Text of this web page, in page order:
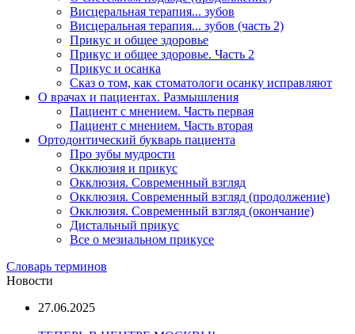
Висцеральная терапия... зубов
Висцеральная терапия... зубов (часть 2)
Прикус и общее здоровье
Прикус и общее здоровье. Часть 2
Прикус и осанка
Сказ о том, как стоматологи осанку исправляют
О врачах и пациентах. Размышления
Пациент с мнением. Часть первая
Пациент с мнением. Часть вторая
Ортодонтический букварь пациента
Про зубы мудрости
Окклюзия и прикус
Окклюзия. Современный взгляд
Окклюзия. Современный взгляд (продолжение)
Окклюзия. Современный взгляд (окончание)
Дистальный прикус
Все о мезиальном прикусе
Словарь терминов
Новости
27.06.2025